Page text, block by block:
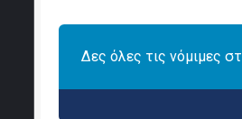
Δες όλες τις νόμιμες